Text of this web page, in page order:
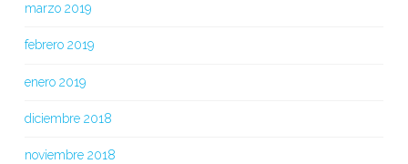
marzo 2019
febrero 2019
enero 2019
diciembre 2018
noviembre 2018